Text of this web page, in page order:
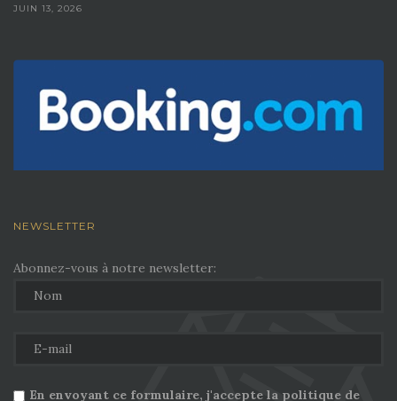
JUIN 13, 2026
NEWSLETTER
Abonnez-vous à notre newsletter:
En envoyant ce formulaire, j'accepte la politique de